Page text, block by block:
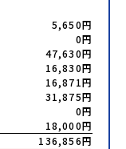
5,650円
0円
47,630円
16,830円
16,871円
31,875円
0円
18,000円
136,856円